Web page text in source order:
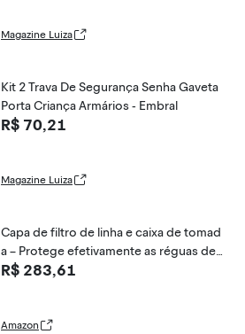
Magazine Luiza
Kit 2 Trava De Segurança Senha Gaveta
Porta Criança Armários - Embral
R$ 70,21
Magazine Luiza
Capa de filtro de linha e caixa de tomad
a – Protege efetivamente as réguas de
energia no chão ou na parede, protege
o)
R$ 283,61
Amazon